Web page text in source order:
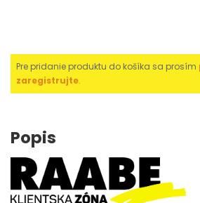
Pre pridanie produktu do košíka sa prosím
zaregistrujte.
Popis